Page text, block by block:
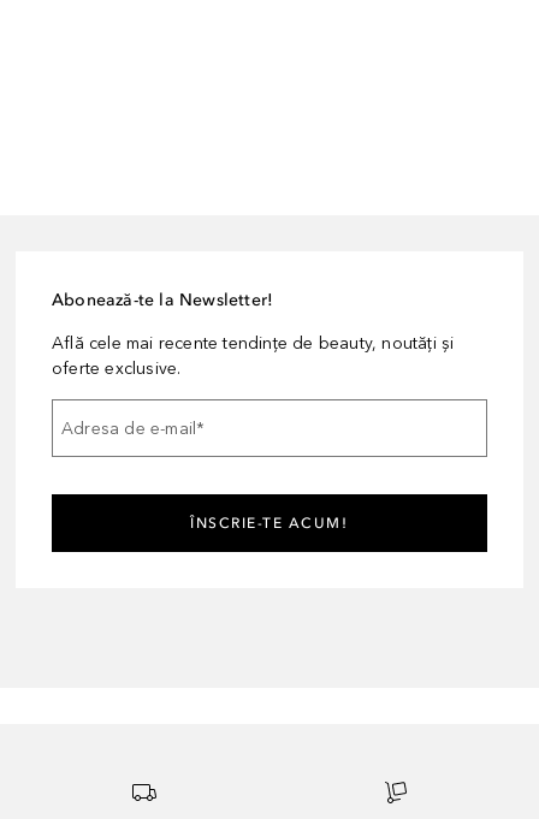
Abonează-te la Newsletter!
Află cele mai recente tendințe de beauty, noutăți și
oferte exclusive.
Adresa de e-mail *
ÎNSCRIE-TE ACUM!